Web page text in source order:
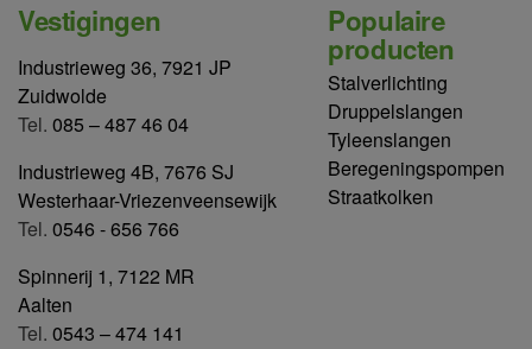
Vestigingen
Industrieweg 36, 7921 JP
Zuidwolde
Tel. 085 – 487 46 04
Industrieweg 4B, 7676 SJ
Westerhaar-Vriezenveensewijk
Tel. 0546 - 656 766
Spinnerij 1, 7122 MR
Aalten
Tel. 0543 – 474 141
Populaire
producten
Stalverlichting
Druppelslangen
Tyleenslangen
Beregeningspompen
Straatkolken